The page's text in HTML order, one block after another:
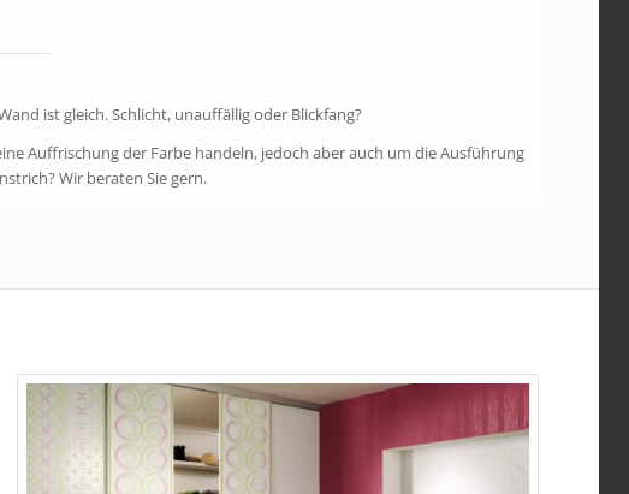
ist gleich. Schlicht, unauffällig oder Blickfang?
Auffrischung der Farbe handeln, jedoch aber auch um die Ausführung
Wir beraten Sie gern.